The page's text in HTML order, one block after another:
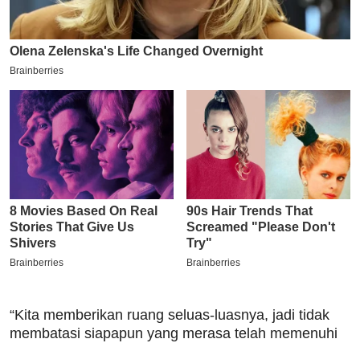
“Kita memberikan ruang seluas-luasnya, jadi tidak
membatasi siapapun yang merasa telah memenuhi